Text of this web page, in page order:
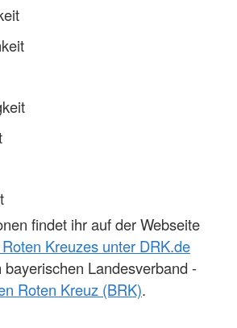
findet ihr auf der Webseite
Kreuzes unter DRK.de
Landesverband -
Roten Kreuz (BRK).